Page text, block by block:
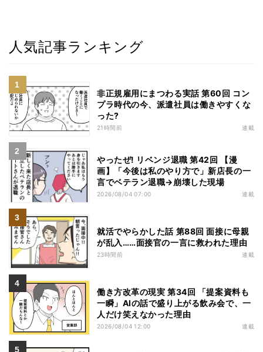
人気記事ランキング
非正規雇用にまつわる実話 第60回 コン
プラ時代の今、派遣社員は働きやすくな
った?
21時間前 連載
やったぜ! リベンジ退職 第42回 【漫
画】「今後は私のやり方で」新店長の一
言でベテラン退職→崩壊した現場
2026/08/04 07:00 連載
就活でやらかした話 第88回 面接に母親
が乱入……面接官の一言に救われた理由
23時間前 連載
働き方改革の現実 第34回 「提案資料も
一瞬」AIの話で盛り上がる飲み会で、一
人だけ笑えなかった理由
2026/08/04 12:00 連載